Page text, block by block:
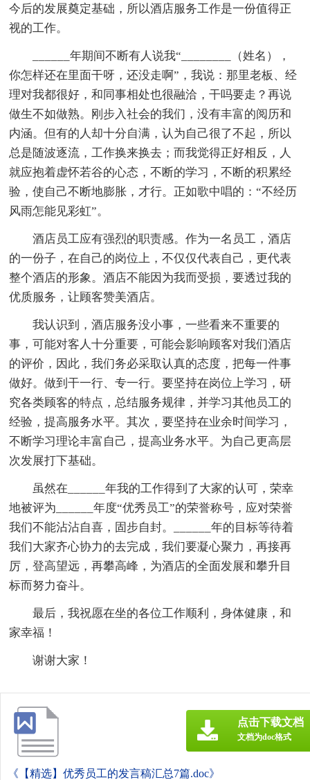
今后的发展奠定基础，所以酒店服务工作是一份值得正
视的工作。
______年期间不断有人说我“________（姓名），
你怎样还在里面干呀，还没走啊”，我说：那里老板、经
理对我都很好，和同事相处也很融洽，干吗要走？再说
做生不如做熟。刚步入社会的我们，没有丰富的阅历和
内涵。但有的人却十分自满，认为自己很了不起，所以
总是随波逐流，工作换来换去；而我觉得正好相反，人
就应抱着虚怀若谷的心态，不断的学习，不断的积累经
验，使自己不断地膨胀，才行。正如歌中唱的：“不经历
风雨怎能见彩虹”。
酒店员工应有强烈的职责感。作为一名员工，酒店
的一份子，在自己的岗位上，不仅仅代表自己，更代表
整个酒店的形象。酒店不能因为我而受损，要透过我的
优质服务，让顾客赞美酒店。
我认识到，酒店服务没小事，一些看来不重要的
事，可能对客人十分重要，可能会影响顾客对我们酒店
的评价，因此，我们务必采取认真的态度，把每一件事
做好。做到干一行、专一行。要坚持在岗位上学习，研
究各类顾客的特点，总结服务规律，并学习其他员工的
经验，提高服务水平。其次，要坚持在业余时间学习，
不断学习理论丰富自己，提高业务水平。为自己更高层
次发展打下基础。
虽然在______年我的工作得到了大家的认可，荣幸
地被评为______年度“优秀员工”的荣誉称号，应对荣誉
我们不能沾沾自喜，固步自封。______年的目标等待着
我们大家齐心协力的去完成，我们要凝心聚力，再接再
厉，登高望远，再攀高峰，为酒店的全面发展和攀升目
标而努力奋斗。
最后，我祝愿在坐的各位工作顺利，身体健康，和
家幸福！
谢谢大家！
《【精选】优秀员工的发言稿汇总7篇.doc》
点击下载文档
文档为doc格式